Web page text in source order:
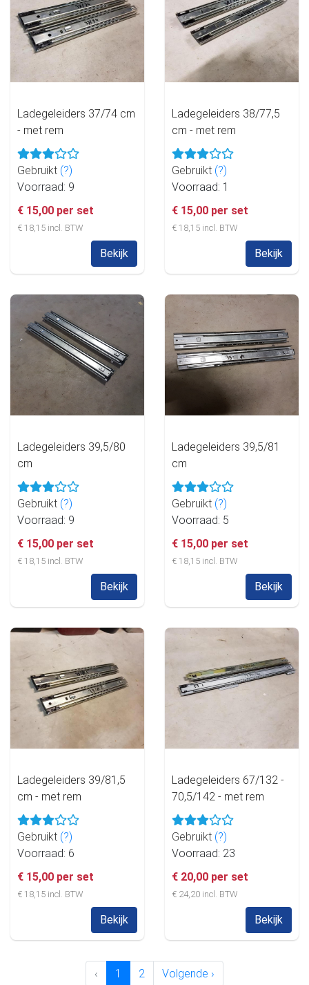
Ladegeleiders 37/74 cm
- met rem
Gebruikt (?)
Voorraad: 9
€ 15,00 per set
€ 18,15 incl. BTW
Bekijk
Ladegeleiders 38/77,5
cm - met rem
Gebruikt (?)
Voorraad: 1
€ 15,00 per set
€ 18,15 incl. BTW
Bekijk
Ladegeleiders 39,5/80
cm
Gebruikt (?)
Voorraad: 9
€ 15,00 per set
€ 18,15 incl. BTW
Bekijk
Ladegeleiders 39,5/81
cm
Gebruikt (?)
Voorraad: 5
€ 15,00 per set
€ 18,15 incl. BTW
Bekijk
Ladegeleiders 39/81,5
cm - met rem
Gebruikt (?)
Voorraad: 6
€ 15,00 per set
€ 18,15 incl. BTW
Bekijk
Ladegeleiders 67/132 -
70,5/142 - met rem
Gebruikt (?)
Voorraad: 23
€ 20,00 per set
€ 24,20 incl. BTW
Bekijk
‹ 1 2 Volgende ›